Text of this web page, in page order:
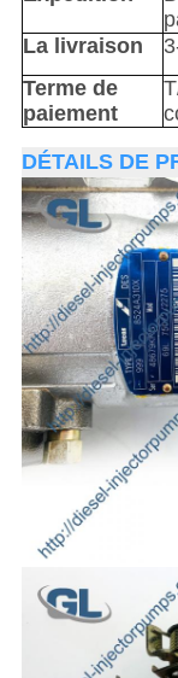
La livraison
Terme de
paiement
DÉTAILS DE